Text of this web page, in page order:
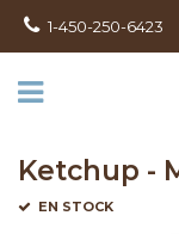
1-450-250-6423
Ketchup -
EN STOCK